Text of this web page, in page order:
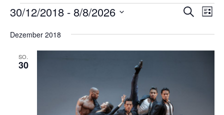
Veranstaltungen
Suche
Ansichten,
Navigation
SucheListe
30/12/2018 - 8/8/2026
wählen.
Dezember 2018
SO.
30